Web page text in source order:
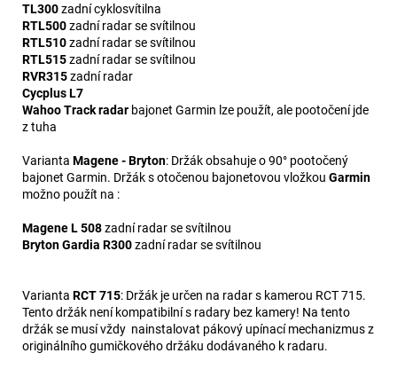
TL300zadní cyklosvítilna
RTL500zadní radar se svítilnou
RTL510zadní radar se svítilnou
RTL515zadní radar se svítilnou
RVR315zadní radar
Cycplus L7
Wahoo Track radar bajonet Garmin lze použít, ale pootočení jde
z tuha
Varianta Magene - Bryton: Držák obsahuje o 90° pootočený
bajonet Garmin. Držák s otočenou bajonetovou vložkou Garmin
možno použít na :
Magene L 508zadní radar se svítilnou
Bryton Gardia R300zadní radar se svítilnou
Varianta RCT 715: Držák je určen na radar s kamerou RCT 715.
Tento držák není kompatibilní s radary bez kamery! Na tento
držák se musí vždy nainstalovat pákový upínací mechanizmus z
originálního gumičkového držáku dodávaného k radaru.